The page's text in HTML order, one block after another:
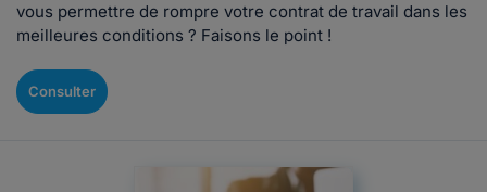
vous permettre de rompre votre contrat de travail dans les
meilleures conditions ? Faisons le point !
Consulter